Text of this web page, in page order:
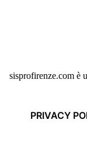
sisprofirenze.com è
PRIVACY